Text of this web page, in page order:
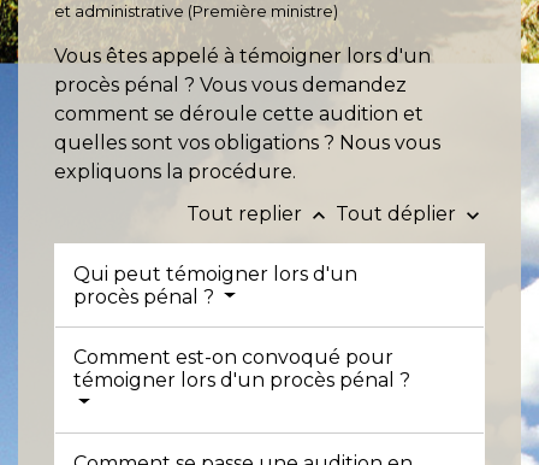
et administrative (Première ministre)
Vous êtes appelé à témoigner lors d'un
procès pénal ? Vous vous demandez
comment se déroule cette audition et
quelles sont vos obligations ? Nous vous
expliquons la procédure.
Tout replier keyboard_arrow_up Tout déplier keyboard_arrow_down
Qui peut témoigner lors d'un
procès pénal ?
Comment est-on convoqué pour
témoigner lors d'un procès pénal ?